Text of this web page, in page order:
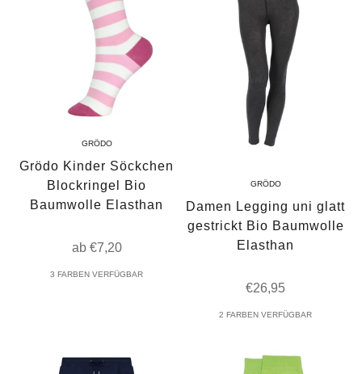
GRÖDO
Grödo Kinder Söckchen
Blockringel Bio
Baumwolle Elasthan
Angebot
ab €7,20
3 FARBEN VERFÜGBAR
GRÖDO
Damen Legging uni glatt
gestrickt Bio Baumwolle
Elasthan
Angebot
€26,95
2 FARBEN VERFÜGBAR